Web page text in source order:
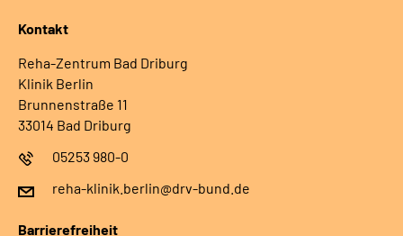
Kontakt
Reha-Zentrum Bad Driburg
Klinik Berlin
Brunnenstraße 11
33014 Bad Driburg
05253 980-0
reha-klinik.berlin@drv-bund.de
Barrierefreiheit